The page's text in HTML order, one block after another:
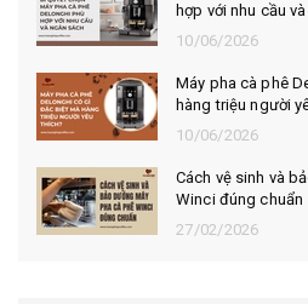
hợp với nhu cầu
10/06/2026
Máy pha cà phê
hàng triệu người
10/06/2026
Cách vệ sinh và
Winci đúng chuẩn
27/02/2026